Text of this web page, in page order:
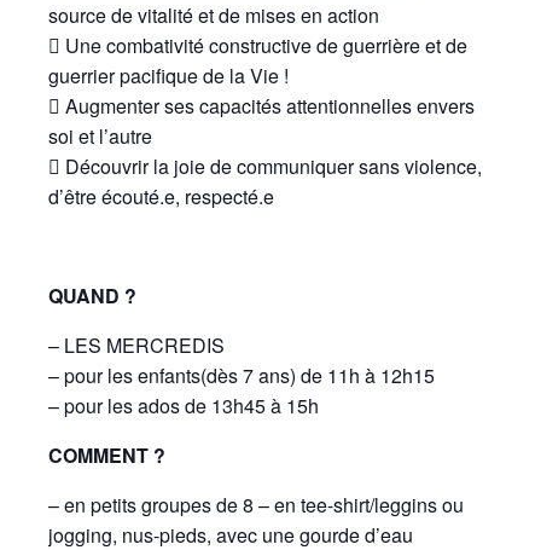
source de vitalité et de mises en action
 Une combativité constructive de guerrière et de
guerrier pacifique de la Vie !
 Augmenter ses capacités attentionnelles envers
soi et l’autre
 Découvrir la joie de communiquer sans violence,
d’être écouté.e, respecté.e
QUAND ?
– LES MERCREDIS
– pour les enfants(dès 7 ans) de 11h à 12h15
– pour les ados de 13h45 à 15h
COMMENT ?
– en petits groupes de 8 – en tee-shirt/leggins ou
jogging, nus-pieds, avec une gourde d’eau